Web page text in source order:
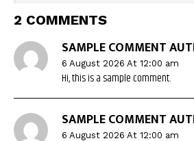
2 COMMENTS
SAMPLE COMMENT
6 August 2026 At 12:00 am
Hi, this is a sample comment.
SAMPLE COMMENT
6 August 2026 At 12:00 am